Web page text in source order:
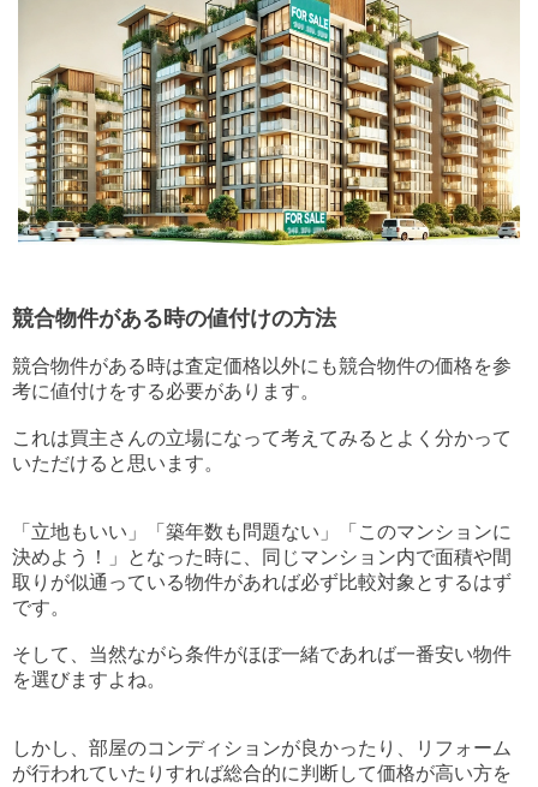
競合物件がある時の値付けの方法
競合物件がある時は査定価格以外にも競合物件の価格を参
考に値付けをする必要があります。
これは買主さんの立場になって考えてみるとよく分かって
いただけると思います。
「立地もいい」「築年数も問題ない」「このマンションに
決めよう！」となった時に、同じマンション内で面積や間
取りが似通っている物件があれば必ず比較対象とするはず
です。
そして、当然ながら条件がほぼ一緒であれば一番安い物件
を選びますよね。
しかし、部屋のコンディションが良かったり、リフォーム
が行われていたりすれば総合的に判断して価格が高い方を